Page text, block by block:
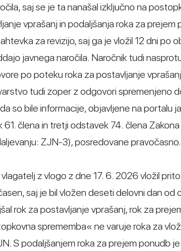
saj se je ta nanašal izključno na
vprašanj in podaljšanja roka za prejem
za revizijo, saj ga je vložil 12 dni po
javnega naročila. Naročnik tudi
po poteku roka za postavljanje
tudi zoper z odgovori spremenjeno
so bile informacije, objavljene na portalu
člena in tretji odstavek 74. člena
ZJN-3), posredovane pravočasno.
z vlogo z dne 17. 6. 2026 vložil
saj je bil vložen deseti delovni dan
rok za postavljanje vprašanj, rok za
sprememba« ne varuje roka za
S podaljšanjem roka za prejem ponudb